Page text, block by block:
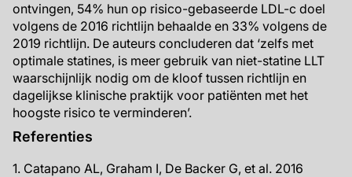
ontvingen, 54% hun op risico-gebaseerde LDL-c doel
volgens de 2016 richtlijn behaalde en 33% volgens de
2019 richtlijn. De auteurs concluderen dat ‘zelfs met
optimale statines, is meer gebruik van niet-statine LLT
waarschijnlijk nodig om de kloof tussen richtlijn en
dagelijkse klinische praktijk voor patiënten met het
hoogste risico te verminderen’.
Referenties
1. Catapano AL, Graham I, De Backer G, et al. 2016